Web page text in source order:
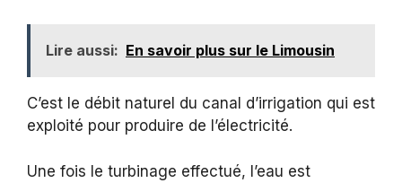
Lire aussi: En savoir plus sur le Limousin
C’est le débit naturel du canal d’irrigation qui est
exploité pour produire de l’électricité.
Une fois le turbinage effectué, l’eau est